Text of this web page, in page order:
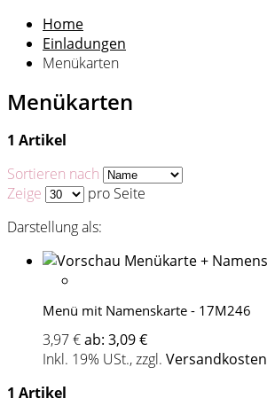
Home
Einladungen
Menükarten
Menükarten
1 Artikel
Sortieren nach
Zeige
pro Seite
Darstellung als:
Menü mit Namenskarte - 17M246
3,97 €ab: 3,09 €
Inkl. 19% USt.,zzgl. Versandkosten
1 Artikel